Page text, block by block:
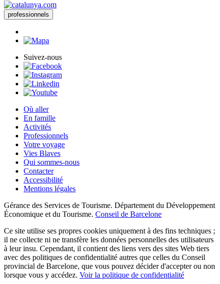
professionnels
Suivez-nous
Où aller
En famille
Activités
Professionnels
Votre voyage
Vies Blaves
Qui sommes-nous
Contacter
Accessibilité
Mentions légales
Gérance des Services de Tourisme. Département du Développement
Économique et du Tourisme. Conseil de Barcelone
Ce site utilise ses propres cookies uniquement à des fins techniques ;
il ne collecte ni ne transfère les données personnelles des utilisateurs
à leur insu. Cependant, il contient des liens vers des sites Web tiers
avec des politiques de confidentialité autres que celles du Conseil
provincial de Barcelone, que vous pouvez décider d'accepter ou non
lorsque vous y accédez. Voir la politique de confidentialité